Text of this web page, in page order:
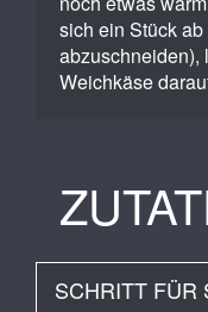
sich ein Stück
abzuschneiden),
Weichkäse
SCHRITT FÜR